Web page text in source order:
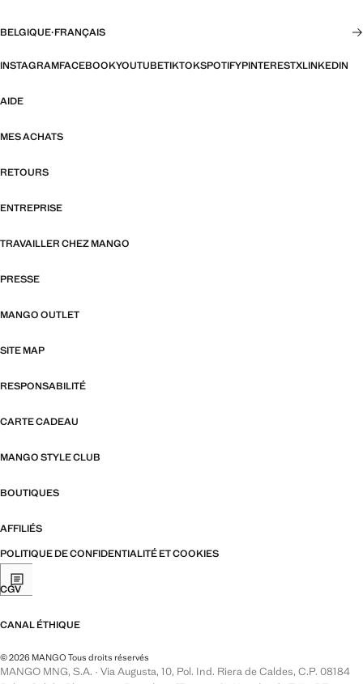
BELGIQUE·FRANÇAIS
INSTAGRAMFACEBOOKYOUTUBETIKTOKSPOTIFYPINTERESTXLINKEDIN
AIDE
MES ACHATS
RETOURS
ENTREPRISE
TRAVAILLER CHEZ MANGO
PRESSE
MANGO OUTLET
SITE MAP
RESPONSABILITÉ
CARTE CADEAU
MANGO STYLE CLUB
BOUTIQUES
AFFILIÉS
POLITIQUE DE CONFIDENTIALITÉ ET COOKIES
CGV
CANAL ÉTHIQUE
© 2026 MANGO Tous droits réservés
MANGO MNG, S.A. · Via Augusta, 10, Pol. Ind. Riera de Caldes, C.P. 08184